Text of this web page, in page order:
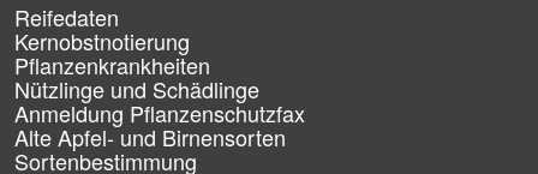
p
r
i
n
g
e
n
N
a
v
i
g
a
t
i
Reifedaten
Kernobstnotierung
Pflanzenkrankheiten
Nützlinge und Schädlinge
Anmeldung Pflanzenschutzfax
Alte Apfel- und Birnensorten
Sortenbestimmung